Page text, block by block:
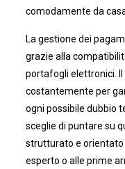
comodamente da
La gestione dei
grazie alla
portafogli elettronici.
costantemente per
ogni possibile dubbio
sceglie di puntare su
strutturato e orientato
esperto o alle prime